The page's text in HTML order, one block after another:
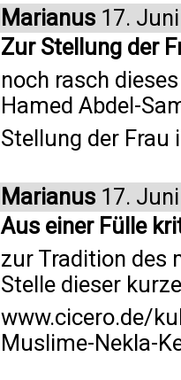
Marianus 17.
Zur Stellung der
noch rasch
Hamed Abdel-
Stellung der Frau
Marianus 17.
Aus einer Fülle
zur Tradition des
Stelle dieser
www.cicero.de/
Muslime-Nekla-